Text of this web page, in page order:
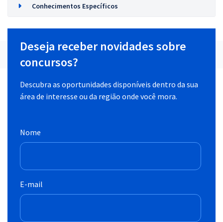
Conhecimentos Específicos
Deseja receber novidades sobre
concursos?
Descubra as oportunidades disponíveis dentro da sua
área de interesse ou da região onde você mora.
Nome
E-mail